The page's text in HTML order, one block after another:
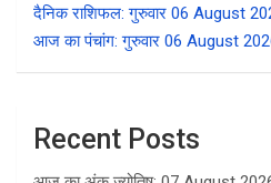
दैनिक राशिफल: गुरुवार 06 August
आज का पंचांग: गुरुवार 06 August
Recent Posts